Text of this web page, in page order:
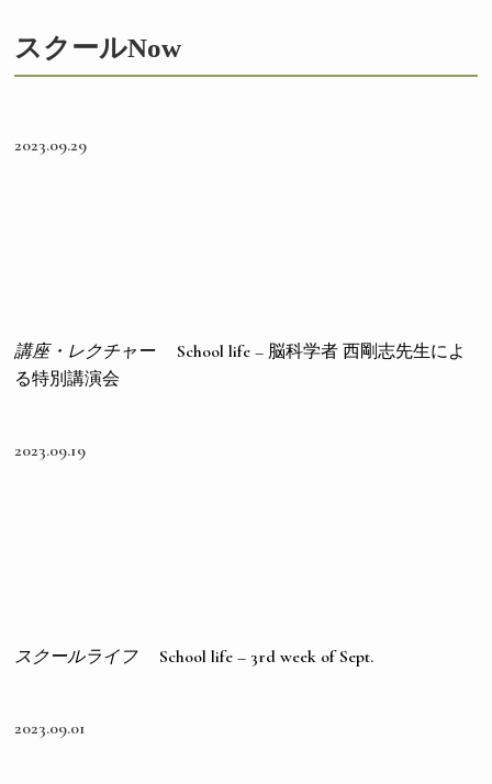
スクールNow
2023.09.29
講座・レクチャー
School life – 脳科学者 西剛志先生によ
る特別講演会
2023.09.19
スクールライフ School life – 3rd week of Sept.
2023.09.01